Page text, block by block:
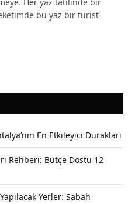
bu yaz bir turist
En Etkileyici Durakları
Rehberi: Bütçe Dostu 12
Yerler: Sabah